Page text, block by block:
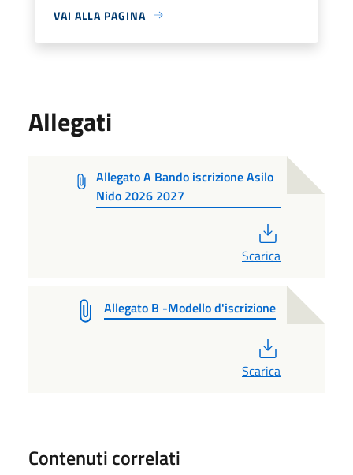
VAI ALLA PAGINA
Allegati
Allegato A Bando iscrizione Asilo
Nido 2026 2027
Scarica
Allegato B -Modello d'iscrizione
Scarica
Contenuti correlati